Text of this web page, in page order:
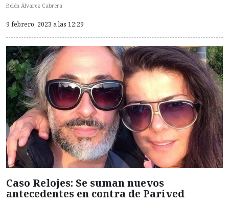
Belén Álvarez Cabrera
9 febrero, 2023 a las 12:29
Caso Relojes: Se suman nuevos
antecedentes en contra de Parived